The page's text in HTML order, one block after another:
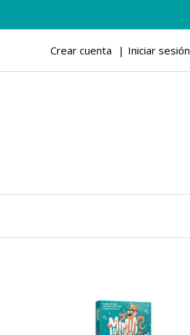
Crear cuenta Iniciar sesión